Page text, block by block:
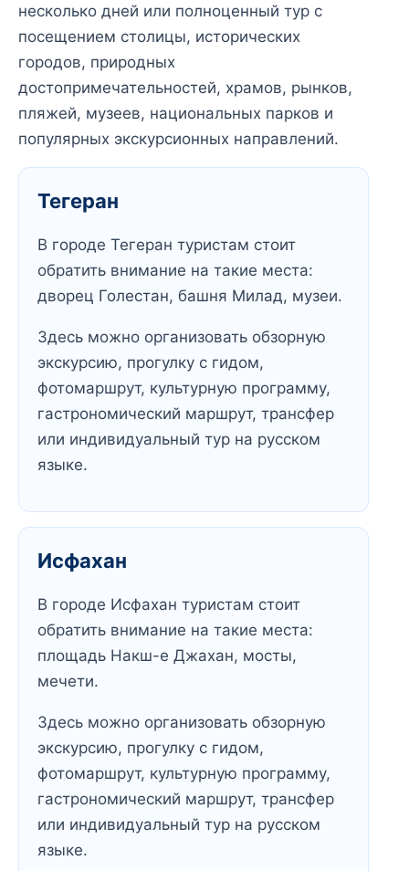
несколько дней или полноценный тур с
посещением столицы, исторических
городов, природных
достопримечательностей, храмов, рынков,
пляжей, музеев, национальных парков и
популярных экскурсионных направлений.
Тегеран
В городе Тегеран туристам стоит
обратить внимание на такие места:
дворец Голестан, башня Милад, музеи.
Здесь можно организовать обзорную
экскурсию, прогулку с гидом,
фотомаршрут, культурную программу,
гастрономический маршрут, трансфер
или индивидуальный тур на русском
языке.
Исфахан
В городе Исфахан туристам стоит
обратить внимание на такие места:
площадь Накш-е Джахан, мосты,
мечети.
Здесь можно организовать обзорную
экскурсию, прогулку с гидом,
фотомаршрут, культурную программу,
гастрономический маршрут, трансфер
или индивидуальный тур на русском
языке.